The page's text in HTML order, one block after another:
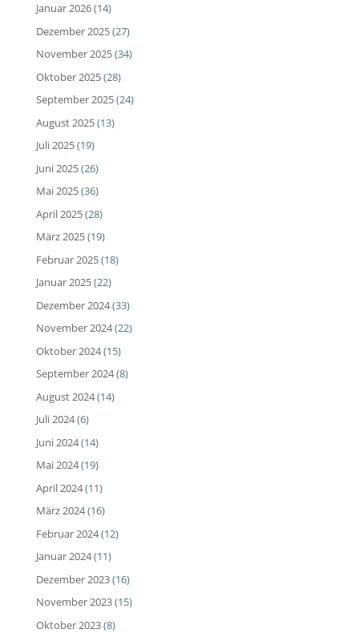
Januar 2026(14)
Dezember 2025(27)
November 2025(34)
Oktober 2025(28)
September 2025(24)
August 2025(13)
Juli 2025(19)
Juni 2025(26)
Mai 2025(36)
April 2025(28)
März 2025(19)
Februar 2025(18)
Januar 2025(22)
Dezember 2024(33)
November 2024(22)
Oktober 2024(15)
September 2024(8)
August 2024(14)
Juli 2024(6)
Juni 2024(14)
Mai 2024(19)
April 2024(11)
März 2024(16)
Februar 2024(12)
Januar 2024(11)
Dezember 2023(16)
November 2023(15)
Oktober 2023(8)